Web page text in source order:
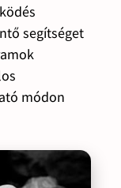
segítséget
módon